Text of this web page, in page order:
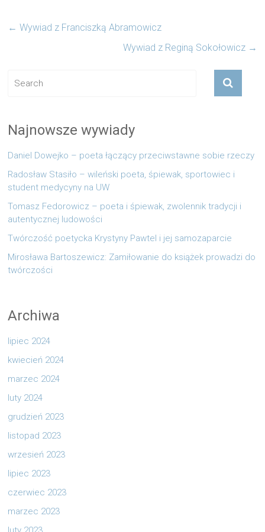
← Wywiad z Franciszką Abramowicz
Wywiad z Reginą Sokołowicz →
Najnowsze wywiady
Daniel Dowejko – poeta łączący przeciwstawne sobie rzeczy
Radosław Stasiło – wileński poeta, śpiewak, sportowiec i
student medycyny na UW
Tomasz Fedorowicz – poeta i śpiewak, zwolennik tradycji i
autentycznej ludowości
Twórczość poetycka Krystyny Pawtel i jej samozaparcie
Mirosława Bartoszewicz: Zamiłowanie do książek prowadzi do
twórczości
Archiwa
lipiec 2024
kwiecień 2024
marzec 2024
luty 2024
grudzień 2023
listopad 2023
wrzesień 2023
lipiec 2023
czerwiec 2023
marzec 2023